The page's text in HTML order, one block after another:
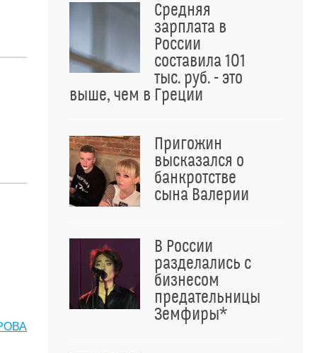
Средняя
зарплата в
России
составила 101
тыс. руб. - это
выше, чем в Греции
Пригожин
высказался о
банкротстве
сына Валерии
В России
разделались с
бизнесом
предательницы
Земфиры*